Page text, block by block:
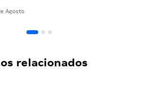
Agosto
relacionados